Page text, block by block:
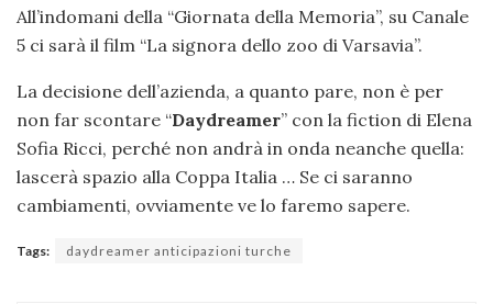
All’indomani della “Giornata della Memoria”, su Canale
5 ci sarà il film “La signora dello zoo di Varsavia”.
La decisione dell’azienda, a quanto pare, non è per
non far scontare “Daydreamer” con la fiction di Elena
Sofia Ricci, perché non andrà in onda neanche quella:
lascerà spazio alla Coppa Italia … Se ci saranno
cambiamenti, ovviamente ve lo faremo sapere.
Tags: daydreamer anticipazioni turche